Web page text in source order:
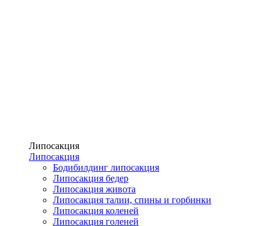
Липосакция
Липосакция
Бодибилдинг липосакция
Липосакция бедер
Липосакция живота
Липосакция талии, спины и горбинки
Липосакция коленей
Липосакция голеней